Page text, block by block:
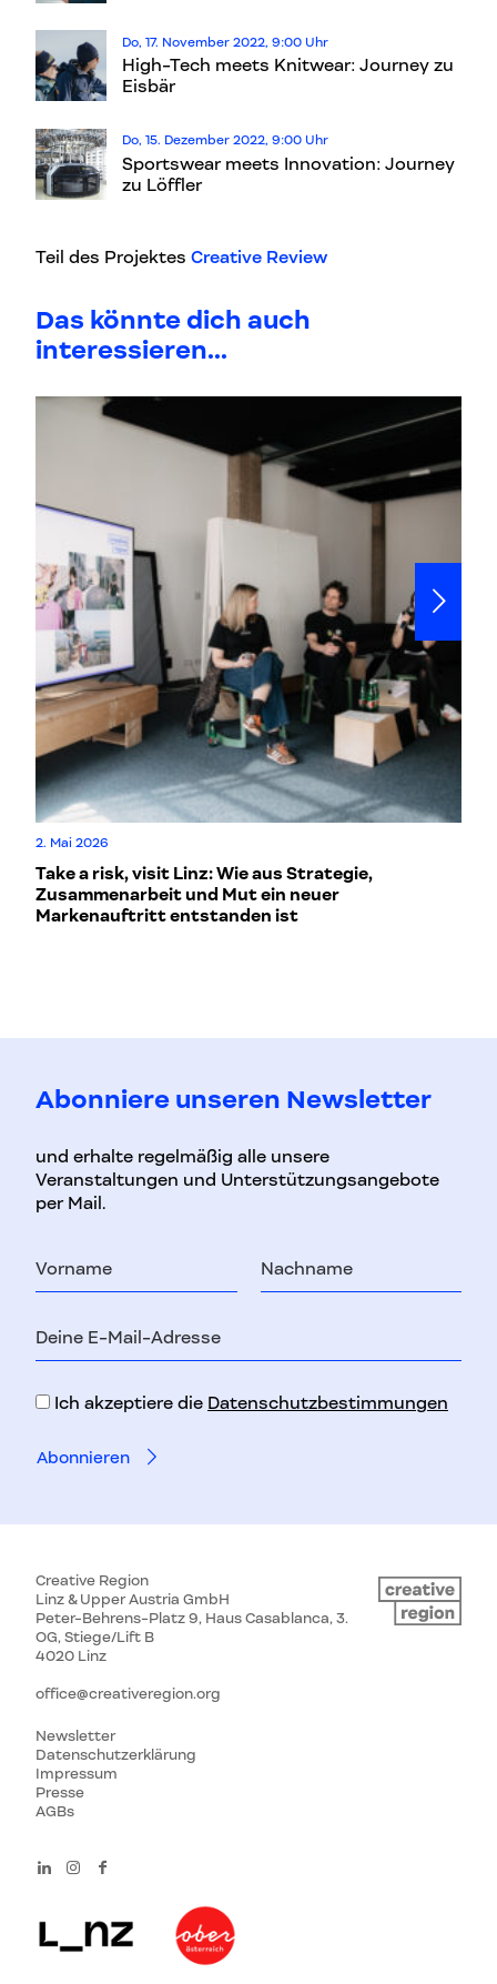
Do, 17. November 2022, 9:00 Uhr
High-Tech meets Knitwear: Journey zu
Eisbär
Do, 15. Dezember 2022, 9:00 Uhr
Sportswear meets Innovation: Journey
zu Löffler
Teil des Projektes Creative Review
Das könnte dich auch
interessieren...
2. Mai 2026
Take a risk, visit Linz: Wie aus Strategie,
Zusammenarbeit und Mut ein neuer
Markenauftritt entstanden ist
Abonniere unseren Newsletter
und erhalte regelmäßig alle unsere
Veranstaltungen und Unterstützungsangebote
per Mail.
Nachname
Mail-
Ich akzeptiere die Datenschutzbestimmungen
Creative Region
Linz & Upper Austria GmbH
Peter-Behrens-Platz 9, Haus Casablanca, 3.
OG, Stiege/Lift B
4020 Linz
office@creativeregion.org
Newsletter
Datenschutzerklärung
Impressum
Presse
AGBs